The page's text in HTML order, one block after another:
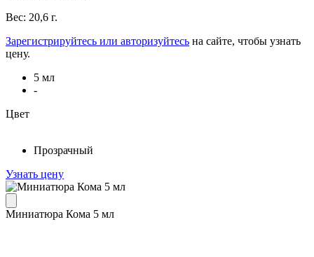
Вес: 20,6 г.
Зарегистрируйтесь или авторизуйтесь на сайте, чтобы узнать
цену.
5 мл
-
Цвет
Прозрачный
Узнать цену
Миниатюра Кома 5 мл